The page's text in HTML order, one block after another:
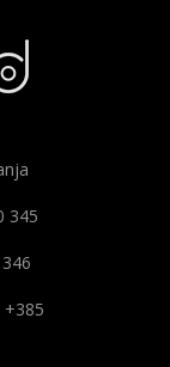
345
+385